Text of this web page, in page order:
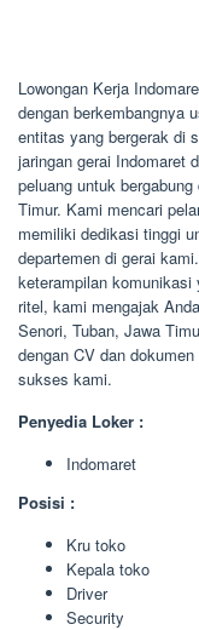
Lowongan Kerja
dengan berkembangnya
entitas yang bergerak di
jaringan gerai Indomaret
peluang untuk
Timur. Kami mencari
memiliki dedikasi tinggi
departemen di gerai
keterampilan
ritel, kami mengajak
Senori, Tuban, Jawa
dengan CV dan
sukses kami.
Penyedia Loker :
Indomaret
Posisi :
Kru toko
Kepala toko
Driver
Security